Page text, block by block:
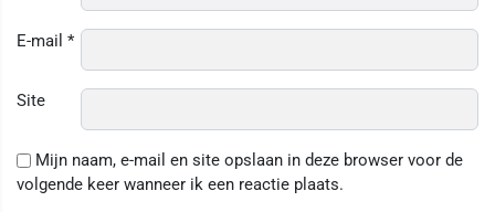
E-mail *
Site
Mijn naam, e-mail en site opslaan in deze browser voor de
volgende keer wanneer ik een reactie plaats.